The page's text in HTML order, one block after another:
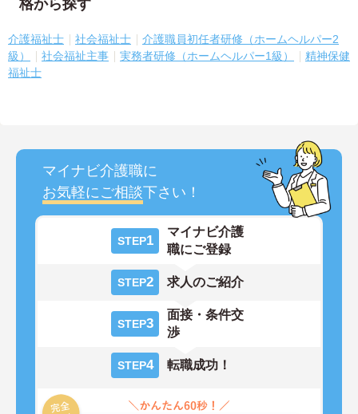
格から探す
介護福祉士 社会福祉士
介護職員初任者研修（ホームヘルパー2
級）
社会福祉主事 実務者研修（ホームヘルパー1級）
精神保健
福祉士
マイナビ介護職に
お気軽にご相談下さい！
STEP1
マイナビ介護
職にご登録
STEP2 求人のご紹介
STEP3
面接・条件交
渉
STEP4 転職成功！